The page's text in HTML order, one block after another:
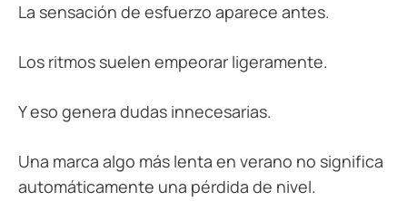
La sensación de esfuerzo aparece antes.
Los ritmos suelen empeorar ligeramente.
Y eso genera dudas innecesarias.
Una marca algo más lenta en verano no significa
automáticamente una pérdida de nivel.